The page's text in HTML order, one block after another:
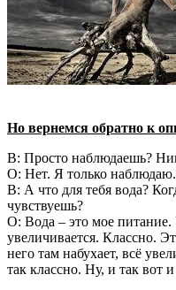
Но вернемся обратно к
В: Просто наблюдаешь?
О: Нет. Я только наблюдаю.
В: А что для тебя вода?
чувствуешь?
О: Вода – это мое питание.
увеличивается. Классно.
него там набухает, всё
так классно. Ну, и так вот